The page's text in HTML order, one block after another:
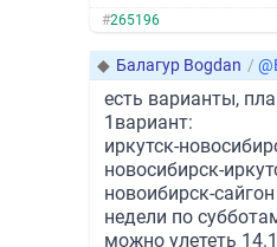
#265196
◆ Балагур Bogdan /
есть варианты,
1вариант:
иркутск-
новосибирск-
новоибирск-
недели по
можно улететь